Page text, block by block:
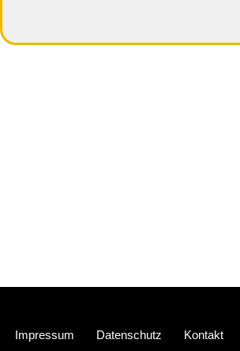
Impressum Datenschutz Kontakt